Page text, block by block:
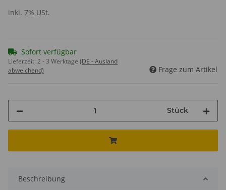
inkl. 7% USt.
Sofort verfügbar
Lieferzeit: 2 - 3 Werktage (DE - Ausland
abweichend)
Frage zum Artikel
Stück
Beschreibung